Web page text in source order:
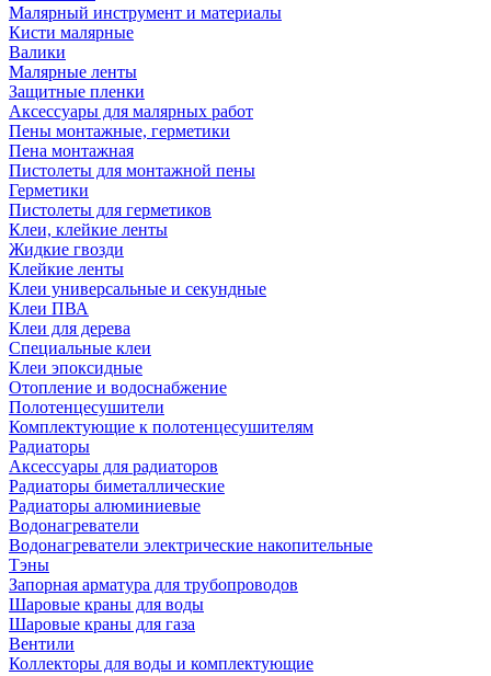
Малярный инструмент и материалы
Кисти малярные
Валики
Малярные ленты
Защитные пленки
Аксессуары для малярных работ
Пены монтажные, герметики
Пена монтажная
Пистолеты для монтажной пены
Герметики
Пистолеты для герметиков
Клеи, клейкие ленты
Жидкие гвозди
Клейкие ленты
Клеи универсальные и секундные
Клеи ПВА
Клеи для дерева
Специальные клеи
Клеи эпоксидные
Отопление и водоснабжение
Полотенцесушители
Комплектующие к полотенцесушителям
Радиаторы
Аксессуары для радиаторов
Радиаторы биметаллические
Радиаторы алюминиевые
Водонагреватели
Водонагреватели электрические накопительные
Тэны
Запорная арматура для трубопроводов
Шаровые краны для воды
Шаровые краны для газа
Вентили
Коллекторы для воды и комплектующие